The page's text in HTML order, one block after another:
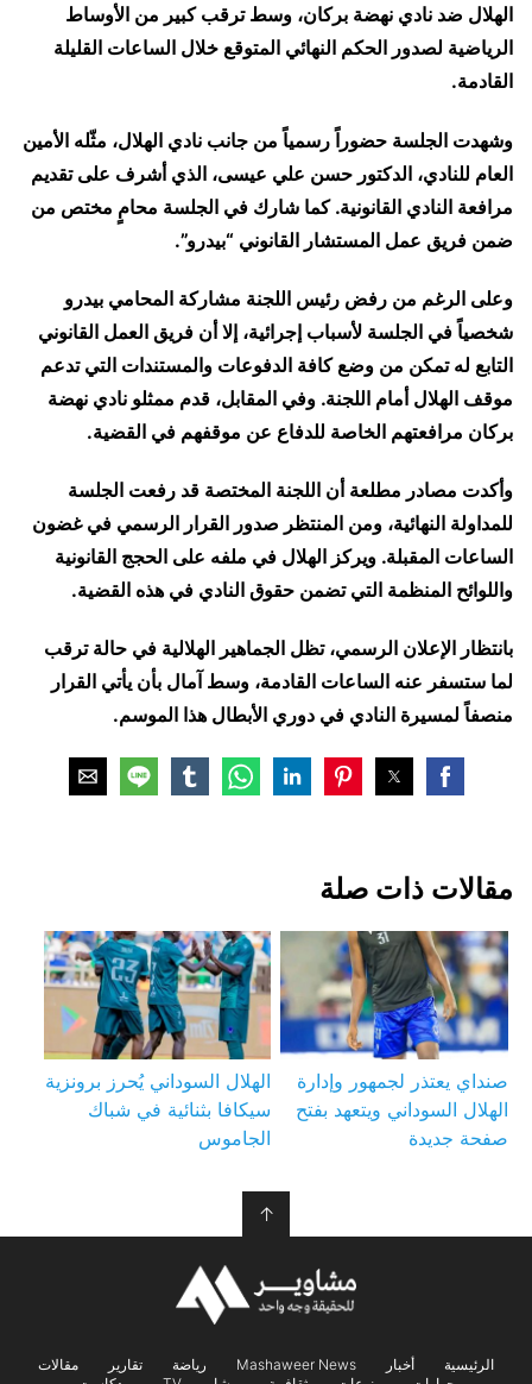
الهلال ضد نادي نهضة بركان، وسط ترقب كبير من الأوساط
الرياضية لصدور الحكم النهائي المتوقع خلال الساعات القليلة
القادمة.
وشهدت الجلسة حضوراً رسمياً من جانب نادي الهلال، مثّله الأمين
العام للنادي، الدكتور حسن علي عيسى، الذي أشرف على تقديم
مرافعة النادي القانونية. كما شارك في الجلسة محامٍ مختص من
ضمن فريق عمل المستشار القانوني “بيدرو”.
وعلى الرغم من رفض رئيس اللجنة مشاركة المحامي بيدرو
شخصياً في الجلسة لأسباب إجرائية، إلا أن فريق العمل القانوني
التابع له تمكن من وضع كافة الدفوعات والمستندات التي تدعم
موقف الهلال أمام اللجنة. وفي المقابل، قدم ممثلو نادي نهضة
بركان مرافعتهم الخاصة للدفاع عن موقفهم في القضية.
وأكدت مصادر مطلعة أن اللجنة المختصة قد رفعت الجلسة
للمداولة النهائية، ومن المنتظر صدور القرار الرسمي في غضون
الساعات المقبلة. ويركز الهلال في ملفه على الحجج القانونية
واللوائح المنظمة التي تضمن حقوق النادي في هذه القضية.
بانتظار الإعلان الرسمي، تظل الجماهير الهلالية في حالة ترقب
لما ستسفر عنه الساعات القادمة، وسط آمال بأن يأتي القرار
منصفاً لمسيرة النادي في دوري الأبطال هذا الموسم.
مقالات ذات صلة
صنداي يعتذر لجمهور وإدارة
الهلال السوداني ويتعهد بفتح
صفحة جديدة
الهلال السوداني يُحرز برونزية
سيكافا بثنائية في شباك
الجاموس
↑
الرئيسية أخبار Mashaweer News رياضة تقارير
مقالات